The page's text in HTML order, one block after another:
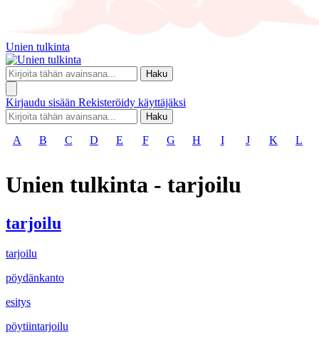
Unien tulkinta
Haku
Kirjaudu sisään Rekisteröidy käyttäjäksi
Haku
A B C D E F G H I J K L
Unien tulkinta - tarjoilu
tarjoilu
tarjoilu
pöydänkanto
esitys
pöytiintarjoilu